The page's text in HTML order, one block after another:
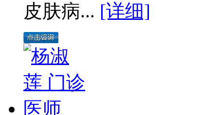
皮肤病... [详细]